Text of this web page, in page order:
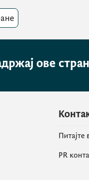
ове
Питајте
PR